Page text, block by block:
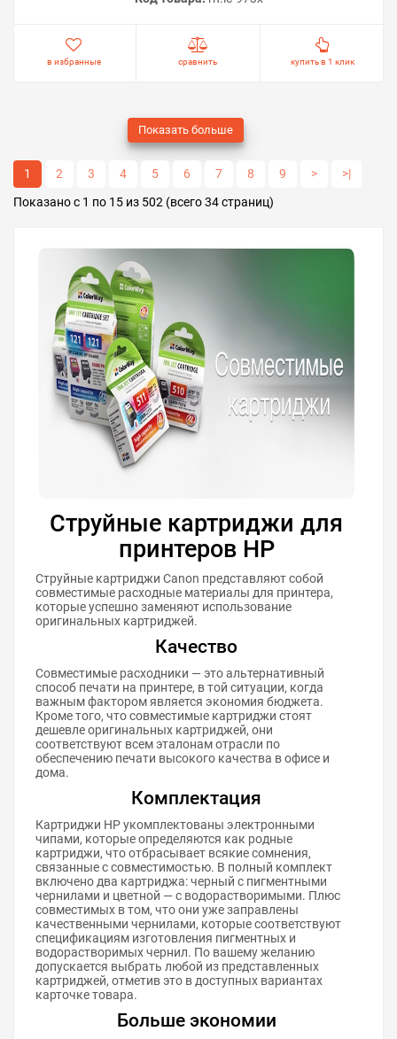
в избранные сравнить купить в 1 клик
Показать больше
1 2 3 4 5 6 7 8 9 >
>|
Показано с 1 по 15 из 502 (всего 34 страниц)
Струйные картриджи для
принтеров HP
Струйные картриджи Canon представляют собой
совместимые расходные материалы для принтера,
которые успешно заменяют использование
оригинальных картриджей.
Качество
Совместимые расходники — это альтернативный
способ печати на принтере, в той ситуации, когда
важным фактором является экономия бюджета.
Кроме того, что совместимые картриджи стоят
дешевле оригинальных картриджей, они
соответствуют всем эталонам отрасли по
обеспечению печати высокого качества в офисе и
дома.
Комплектация
Картриджи HP укомплектованы электронными
чипами, которые определяются как родные
картриджи, что отбрасывает всякие сомнения,
связанные с совместимостью. В полный комплект
включено два картриджа: черный с пигментными
чернилами и цветной — с водорастворимыми. Плюс
совместимых в том, что они уже заправлены
качественными чернилами, которые соответствуют
спецификациям изготовления пигментных и
водорастворимых чернил. По вашему желанию
допускается выбрать любой из представленных
картриджей, отметив это в доступных вариантах
карточке товара.
Больше экономии